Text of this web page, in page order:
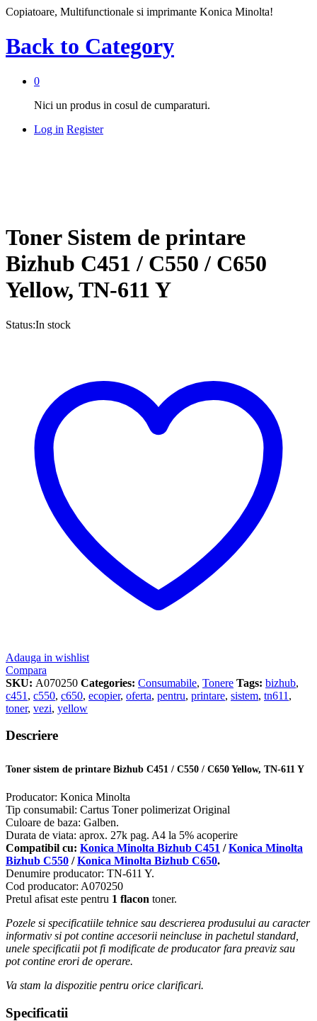
Copiatoare, Multifunctionale si imprimante Konica Minolta!
Back to Category
0
Nici un produs in cosul de cumparaturi.
Log in Register
Toner Sistem de printare
Bizhub C451 / C550 / C650
Yellow, TN-611 Y
Status:In stock
Adauga in wishlist
Compara
SKU: A070250 Categories: Consumabile, Tonere Tags: bizhub,
c451 , c550, c650, ecopier, oferta, pentru, printare, sistem, tn611 ,
toner, vezi, yellow
Descriere
Toner sistem de printare Bizhub C451 / C550 / C650 Yellow, TN-611 Y
Producator: Konica Minolta
Tip consumabil: Cartus Toner polimerizat Original
Culoare de baza: Galben.
Durata de viata: aprox. 27k pag. A4 la 5% acoperire
Compatibil cu: Konica Minolta Bizhub C451 /Konica Minolta
Bizhub C550 /Konica Minolta Bizhub C650.
Denumire producator: TN-611 Y.
Cod producator: A070250
Pretul afisat este pentru 1 flacon toner.
Pozele si specificatiile tehnice sau descrierea produsului au caracter
informativ si pot contine accesorii neincluse in pachetul standard,
unele specificatii pot fi modificate de producator fara preaviz sau
pot contine erori de operare.
Va stam la dispozitie pentru orice clarificari.
Specificatii